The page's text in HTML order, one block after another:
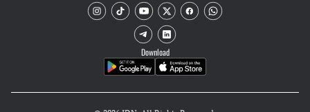
Download